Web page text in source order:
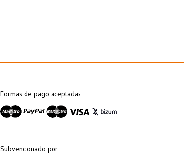
Formas de pago aceptadas
Subvencionado por